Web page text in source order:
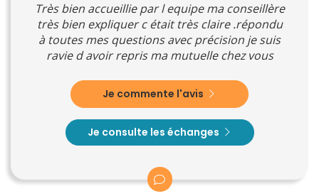
Très bien accueillie par l equipe ma conseillère
très bien expliquer c était très claire .répondu
à toutes mes questions avec précision je suis
ravie d avoir repris ma mutuelle chez vous
Je commente l'avis
Je consulte les échanges